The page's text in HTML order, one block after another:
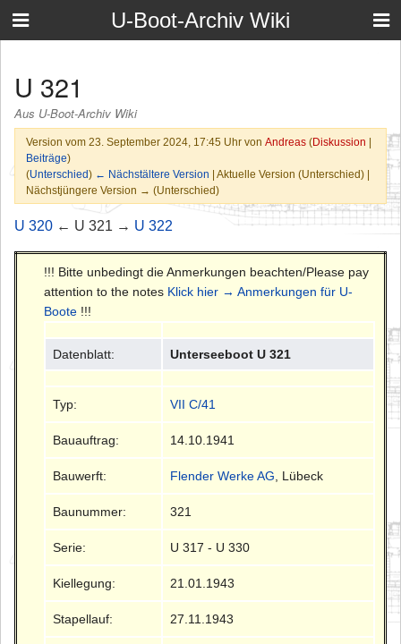
U-Boot-Archiv Wiki
U 321
Aus U-Boot-Archiv Wiki
Version vom 23. September 2024, 17:45 Uhr von Andreas (Diskussion |
Beiträge)
(Unterschied) ← Nächstältere Version | Aktuelle Version (Unterschied) |
Nächstjüngere Version → (Unterschied)
U 320 ← U 321 → U 322
!!! Bitte unbedingt die Anmerkungen beachten/Please pay
attention to the notes Klick hier → Anmerkungen für U-
Boote !!!
Datenblatt: Unterseeboot U 321
Typ: VII C/41
Bauauftrag: 14.10.1941
Bauwerft: Flender Werke AG , Lübeck
Baunummer: 321
Serie: U 317 - U 330
Kiellegung: 21.01.1943
Stapellauf: 27.11.1943